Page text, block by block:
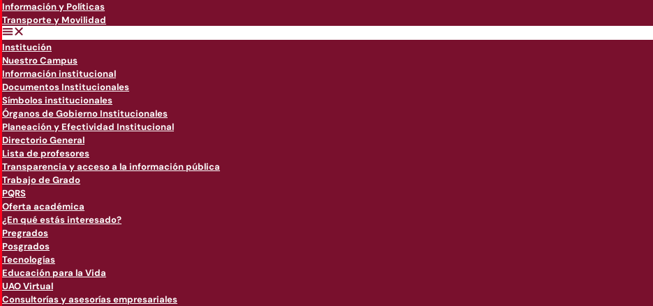
Información y Políticas
Transporte y Movilidad
Institución
Nuestro Campus
Información institucional
Documentos Institucionales
Símbolos institucionales
Órganos de Gobierno Institucionales
Planeación y Efectividad Institucional
Directorio General
Lista de profesores
Transparencia y acceso a la información pública
Trabajo de Grado
PQRS
Oferta académica
¿En qué estás interesado?
Pregrados
Posgrados
Tecnologías
Educación para la Vida
UAO Virtual
Consultorías y asesorías empresariales